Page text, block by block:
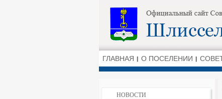
ГЛАВНАЯ О ПОСЕЛЕНИИ
НОВОСТИ